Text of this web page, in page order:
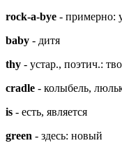
rock-a-bye - примерно:
baby - дитя
thy - устар., поэтич.:
cradle - колыбель,
is - есть, является
green - здесь: новый